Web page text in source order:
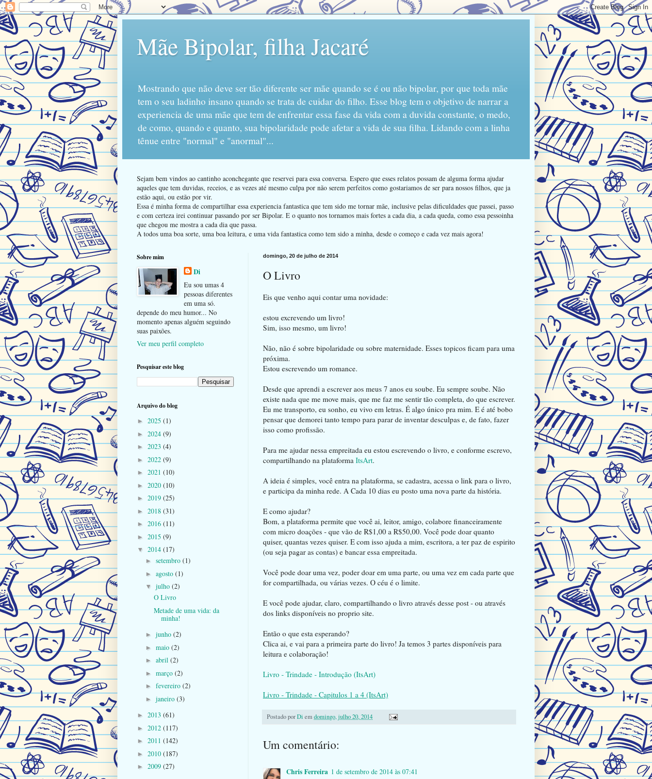
Mãe Bipolar, filha Jacaré
Mostrando que não deve ser tão diferente ser mãe quando se é ou não bipolar, por que toda mãe
tem o seu ladinho insano quando se trata de cuidar do filho. Esse blog tem o objetivo de narrar a
experiencia de uma mãe que tem de enfrentar essa fase da vida com a duvida constante, o medo,
de como, quando e quanto, sua bipolaridade pode afetar a vida de sua filha. Lidando com a linha
tênue entre "normal" e "anormal"...
Sejam bem vindos ao cantinho aconchegante que reservei para essa conversa. Espero que esses relatos possam de alguma forma ajudar
aqueles que tem duvidas, receios, e as vezes até mesmo culpa por não serem perfeitos como gostariamos de ser para nossos filhos, que ja
estão aqui, ou estão por vir.
Essa é minha forma de compartilhar essa experiencia fantastica que tem sido me tornar mãe, inclusive pelas dificuldades que passei, passo
e com certeza irei continuar passando por ser Bipolar. E o quanto nos tornamos mais fortes a cada dia, a cada queda, como essa pessoinha
que chegou me mostra a cada dia que passa.
A todos uma boa sorte, uma boa leitura, e uma vida fantastica como tem sido a minha, desde o começo e cada vez mais agora!
domingo, 20 de julho de 2014
O Livro
Eis que venho aqui contar uma novidade:
estou excrevendo um livro!
Sim, isso mesmo, um livro!
Não, não é sobre bipolaridade ou sobre maternidade. Esses topicos ficam para uma
próxima.
Estou escrevendo um romance.
Desde que aprendi a escrever aos meus 7 anos eu soube. Eu sempre soube. Não
existe nada que me move mais, que me faz me sentir tão completa, do que escrever.
Eu me transporto, eu sonho, eu vivo em letras. É algo único pra mim. E é até bobo
pensar que demorei tanto tempo para parar de inventar desculpas e, de fato, fazer
isso como profissão.
Para me ajudar nessa empreitada eu estou escrevendo o livro, e conforme escrevo,
compartilhando na plataforma ItsArt.
A ideia é simples, você entra na plataforma, se cadastra, acessa o link para o livro,
e participa da minha rede. A Cada 10 dias eu posto uma nova parte da história.
E como ajudar?
Bom, a plataforma permite que você ai, leitor, amigo, colabore financeiramente
com micro doações - que vão de R$1,00 a R$50,00. Você pode doar quanto
quiser, quantas vezes quiser. E com isso ajuda a mim, escritora, a ter paz de espirito
(ou seja pagar as contas) e bancar essa empreitada.
Você pode doar uma vez, poder doar em uma parte, ou uma vez em cada parte que
for compartilhada, ou várias vezes. O céu é o limite.
E você pode ajudar, claro, compartilhando o livro através desse post - ou através
dos links disponíveis no proprio site.
Então o que esta esperando?
Clica ai, e vai para a primeira parte do livro! Ja temos 3 partes disponíveis para
leitura e colaboração!
Livro - Trindade - Introdução (ItsArt)
Livro - Trindade - Capitulos 1 a 4 (ItsArt)
Postado porDi emdomingo, julho 20, 2014
Um comentário:
Chris Ferreira 1 de setembro de 2014 às 07:41
Sobre mim
Di
Eu sou umas 4
pessoas diferentes
em uma só.
depende do meu humor... No
momento apenas alguém seguindo
suas paixões.
Ver meu perfil completo
Pesquisar este blog
Arquivo do blog
► 2025 (1)
► 2024 (9)
► 2023 (4)
► 2022 (9)
► 2021 (10)
► 2020 (10)
► 2019 (25)
► 2018 (31)
► 2016 (11)
► 2015 (9)
▼ 2014 (17)
► setembro (1)
► agosto (1)
▼ julho (2)
O Livro
Metade de uma vida: da
minha!
► junho (2)
► maio (2)
► abril (2)
► março (2)
► fevereiro (2)
► janeiro (3)
► 2013 (61)
► 2012 (117)
► 2011 (142)
► 2010 (187)
► 2009 (27)